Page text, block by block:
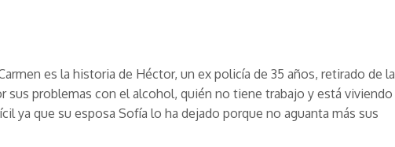
es la historia de Héctor, un ex policía de 35 años, retirado de la
sus problemas con el alcohol, quién no tiene trabajo y está viviendo
ya que su esposa Sofía lo ha dejado porque no aguanta más sus